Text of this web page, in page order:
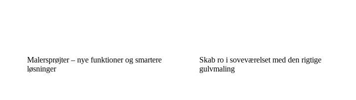
Malersprøjter – nye funktioner og smartere
løsninger
Skab ro i soveværelset med den rigtige
gulvmaling